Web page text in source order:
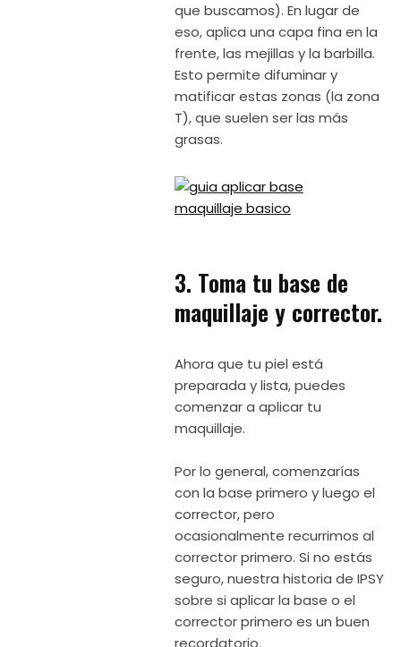
que buscamos). En lugar de
eso, aplica una capa fina en la
frente, las mejillas y la barbilla.
Esto permite difuminar y
matificar estas zonas (la zona
T), que suelen ser las más
grasas.
3. Toma tu base de
maquillaje y corrector.
Ahora que tu piel está
preparada y lista, puedes
comenzar a aplicar tu
maquillaje.
Por lo general, comenzarías
con la base primero y luego el
corrector, pero
ocasionalmente recurrimos al
corrector primero. Si no estás
seguro, nuestra historia de IPSY
sobre si aplicar la base o el
corrector primero es un buen
recordatorio.